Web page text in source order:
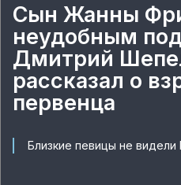
Сын Жанны
неудобным
Дмитрий
рассказал о
первенца
Близкие певицы не видели